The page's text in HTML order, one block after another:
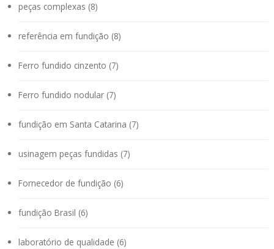
peças complexas (8)
referência em fundição (8)
Ferro fundido cinzento (7)
Ferro fundido nodular (7)
fundição em Santa Catarina (7)
usinagem peças fundidas (7)
Fornecedor de fundição (6)
fundição Brasil (6)
laboratório de qualidade (6)